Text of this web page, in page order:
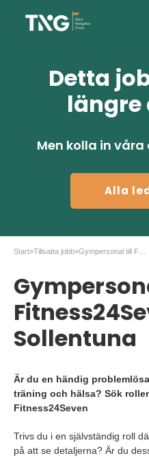
Detta
längre
Men kolla in
Alla
Start»Tillsatta jobb»
Sollentuna
Är du en händig
träning och hälsa? Sök
Fitness24Seven
Trivs du i en självständig roll
på att se detaljerna? Är du